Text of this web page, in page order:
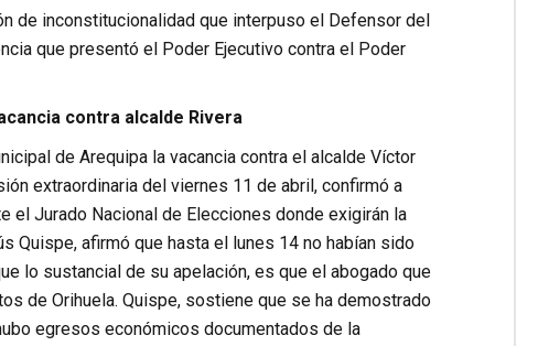
de inconstitucionalidad que interpuso el Defensor del
que presentó el Poder Ejecutivo contra el Poder
contra alcalde Rivera
de Arequipa la vacancia contra el alcalde Víctor
extraordinaria del viernes 11 de abril, confirmó a
el Jurado Nacional de Elecciones donde exigirán la
Quispe, afirmó que hasta el lunes 14 no habían sido
lo sustancial de su apelación, es que el abogado que
de Orihuela. Quispe, sostiene que se ha demostrado
egresos económicos documentados de la